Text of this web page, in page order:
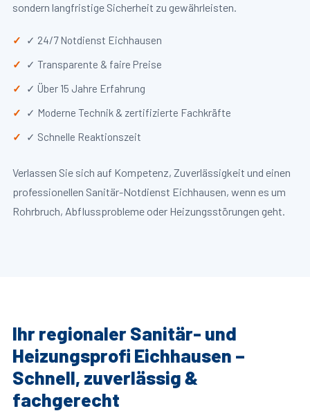
sondern langfristige Sicherheit zu gewährleisten.
✓ 24/7 Notdienst Eichhausen
✓ Transparente & faire Preise
✓ Über 15 Jahre Erfahrung
✓ Moderne Technik & zertifizierte Fachkräfte
✓ Schnelle Reaktionszeit
Verlassen Sie sich auf Kompetenz, Zuverlässigkeit und einen
professionellen Sanitär-Notdienst Eichhausen, wenn es um
Rohrbruch, Abflussprobleme oder Heizungsstörungen geht.
Ihr regionaler Sanitär- und
Heizungsprofi Eichhausen –
Schnell, zuverlässig &
fachgerecht